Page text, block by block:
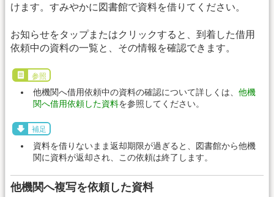
けます。すみやかに図書館で資料を借りてください。
お知らせをタップまたはクリックすると、到着した借用
依頼中の資料の一覧と、その情報を確認できます。
参照
他機関へ借用依頼中の資料の確認について詳しくは、 他機
関へ借用依頼した資料を参照してください。
補足
資料を借りないまま返却期限が過ぎると、図書館から他機
関に資料が返却され、この依頼は終了します。
他機関へ複写を依頼した資料